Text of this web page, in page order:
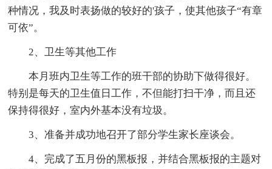
种情况，我及时表扬做的较好的'孩子，使其他孩子“有章
可依”。
2、卫生等其他工作
本月班内卫生等工作的班干部的协助下做得很好。
特别是每天的卫生值日工作，不但能打扫干净，而且还
保持得很好，室内外基本没有垃圾。
3、准备并成功地召开了部分学生家长座谈会。
4、完成了五月份的黑板报，并结合黑板报的主题对